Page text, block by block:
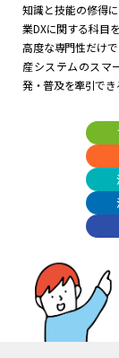
知識と技能の修得
業DXに関する科目
高度な専門性だけ
産システムのスマ
発・普及を牽引でき